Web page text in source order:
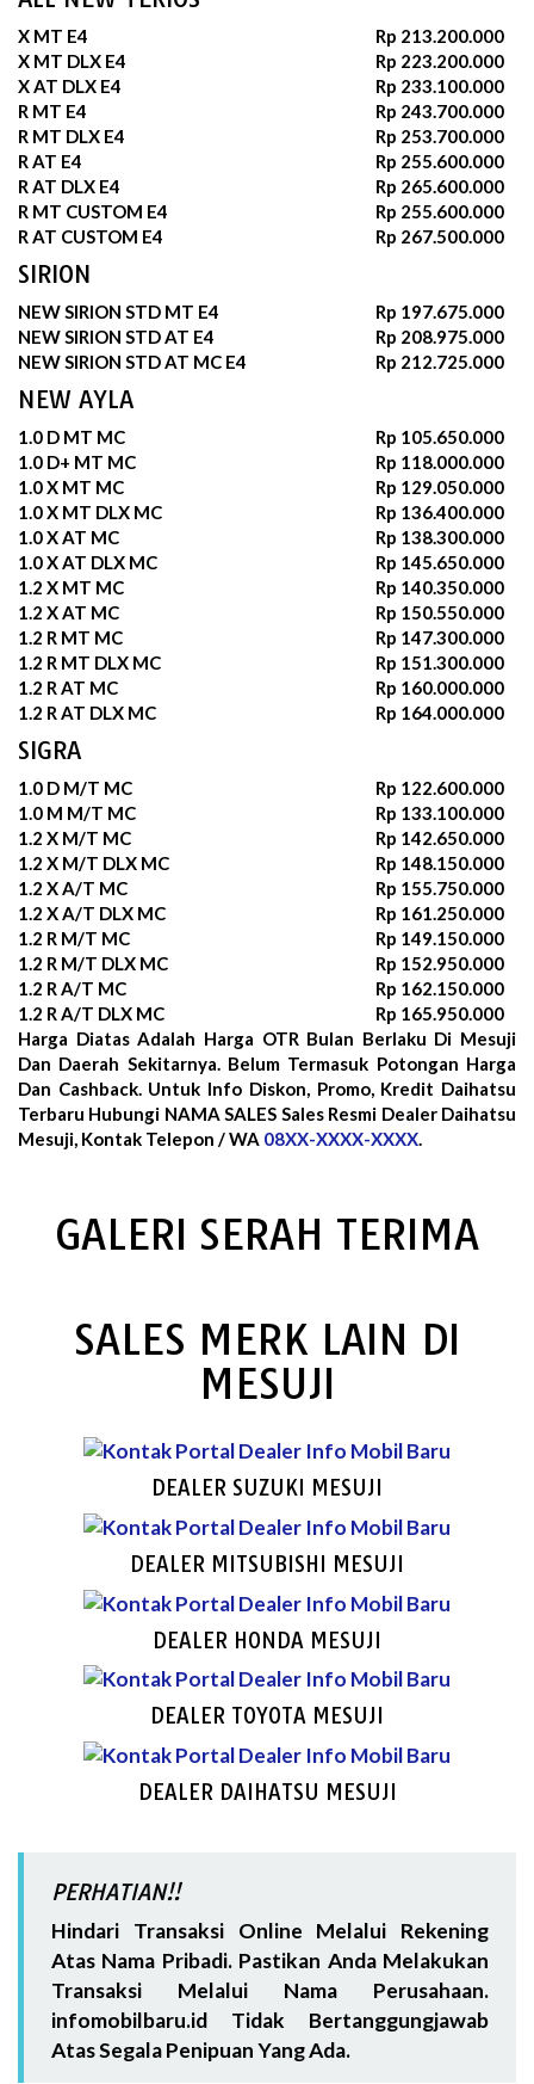
X MT E4
Rp 213.200.000
X MT DLX E4
Rp 223.200.000
X AT DLX E4
Rp 233.100.000
R MT E4
Rp 243.700.000
R MT DLX E4
Rp 253.700.000
R AT E4
Rp 255.600.000
R AT DLX E4
Rp 265.600.000
R MT CUSTOM E4
Rp 255.600.000
R AT CUSTOM E4
Rp 267.500.000
SIRION
NEW SIRION STD MT E4
Rp 197.675.000
NEW SIRION STD AT E4
Rp 208.975.000
NEW SIRION STD AT MC E4
Rp 212.725.000
NEW AYLA
1.0 D MT MC
Rp 105.650.000
1.0 D+ MT MC
Rp 118.000.000
1.0 X MT MC
Rp 129.050.000
1.0 X MT DLX MC
Rp 136.400.000
1.0 X AT MC
Rp 138.300.000
1.0 X AT DLX MC
Rp 145.650.000
1.2 X MT MC
Rp 140.350.000
1.2 X AT MC
Rp 150.550.000
1.2 R MT MC
Rp 147.300.000
1.2 R MT DLX MC
Rp 151.300.000
1.2 R AT MC
Rp 160.000.000
1.2 R AT DLX MC
Rp 164.000.000
SIGRA
1.0 D M/T MC
Rp 122.600.000
1.0 M M/T MC
Rp 133.100.000
1.2 X M/T MC
Rp 142.650.000
1.2 X M/T DLX MC
Rp 148.150.000
1.2 X A/T MC
Rp 155.750.000
1.2 X A/T DLX MC
Rp 161.250.000
1.2 R M/T MC
Rp 149.150.000
1.2 R M/T DLX MC
Rp 152.950.000
1.2 R A/T MC
Rp 162.150.000
1.2 R A/T DLX MC
Rp 165.950.000
Harga Diatas Adalah Harga OTR Bulan Berlaku Di Mesuji
Dan Daerah Sekitarnya. Belum Termasuk Potongan Harga
Dan Cashback. Untuk Info Diskon, Promo, Kredit Daihatsu
Terbaru Hubungi NAMA SALES Sales Resmi Dealer Daihatsu
Mesuji, Kontak Telepon / WA 08XX-XXXX-XXXX.
GALERI SERAH TERIMA
SALES MERK LAIN DI
MESUJI
DEALER SUZUKI MESUJI
DEALER MITSUBISHI MESUJI
DEALER HONDA MESUJI
DEALER TOYOTA MESUJI
DEALER DAIHATSU MESUJI
PERHATIAN!!
Hindari Transaksi Online Melalui Rekening
Atas Nama Pribadi. Pastikan Anda Melakukan
Transaksi Melalui Nama Perusahaan.
infomobilbaru.id Tidak Bertanggungjawab
Atas Segala Penipuan Yang Ada.